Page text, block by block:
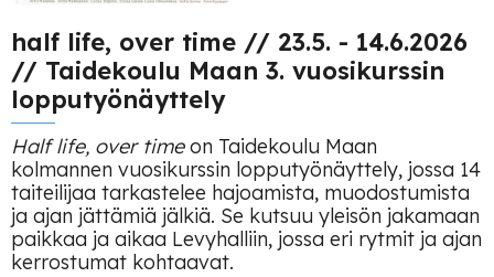
half life, over time // 23.5. - 14.6.2026
// Taidekoulu Maan 3. vuosikurssin
lopputyönäyttely
Half life, over timeon Taidekoulu Maan
kolmannen vuosikurssin lopputyönäyttely, jossa 14
taiteilijaa tarkastelee hajoamista, muodostumista
ja ajan jättämiä jälkiä. Se kutsuu yleisön jakamaan
paikkaa ja aikaa Levyhalliin, jossa eri rytmit ja ajan
kerrostumat kohtaavat.